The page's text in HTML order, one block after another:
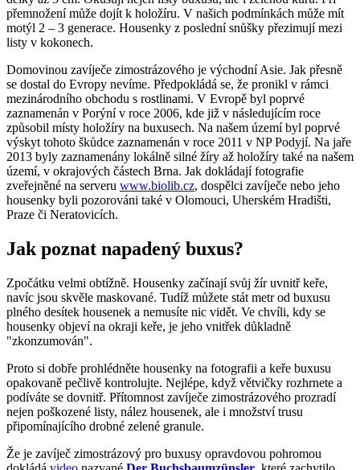
přemnožení může dojít k holožíru. V našich podmínkách může mít
motýl 2 – 3 generace. Housenky z poslední snůšky přezimují mezi
listy v kokonech.
Domovinou zavíječe zimostrázového je východní Asie. Jak přesně
se dostal do Evropy nevíme. Předpokládá se, že pronikl v rámci
mezinárodního obchodu s rostlinami. V Evropě byl poprvé
zaznamenán v Porýní v roce 2006, kde již v následujícím roce
způsobil místy holožíry na buxusech. Na našem území byl poprvé
výskyt tohoto škůdce zaznamenán v roce 2011 v NP Podyjí. Na jaře
2013 byly zaznamenány lokálně silné žíry až holožíry také na našem
území, v okrajových částech Brna. Jak dokládají fotografie
zveřejněné na serveru www.biolib.cz, dospělci zavíječe nebo jeho
housenky byli pozorováni také v Olomouci, Uherském Hradišti,
Praze či Neratovicích.
Jak poznat napadený buxus?
Zpočátku velmi obtížně. Housenky začínají svůj žír uvnitř keře,
navíc jsou skvěle maskované. Tudíž můžete stát metr od buxusu
plného desítek housenek a nemusíte nic vidět. Ve chvíli, kdy se
housenky objeví na okraji keře, je jeho vnitřek důkladně
"zkonzumován".
Proto si dobře prohlédněte housenky na fotografii a keře buxusu
opakovaně pečlivě kontrolujte. Nejlépe, když větvičky rozhrnete a
podíváte se dovnitř. Přítomnost zavíječe zimostrázového prozradí
nejen poškozené listy, nález housenek, ale i množství trusu
připomínajícího drobné zelené granule.
Že je zavíječ zimostrázový pro buxusy opravdovou pohromou